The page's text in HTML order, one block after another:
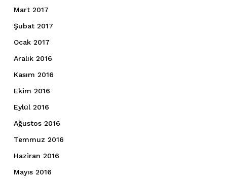
Mart 2017
Şubat 2017
Ocak 2017
Aralık 2016
Kasım 2016
Ekim 2016
Eylül 2016
Ağustos 2016
Temmuz 2016
Haziran 2016
Mayıs 2016